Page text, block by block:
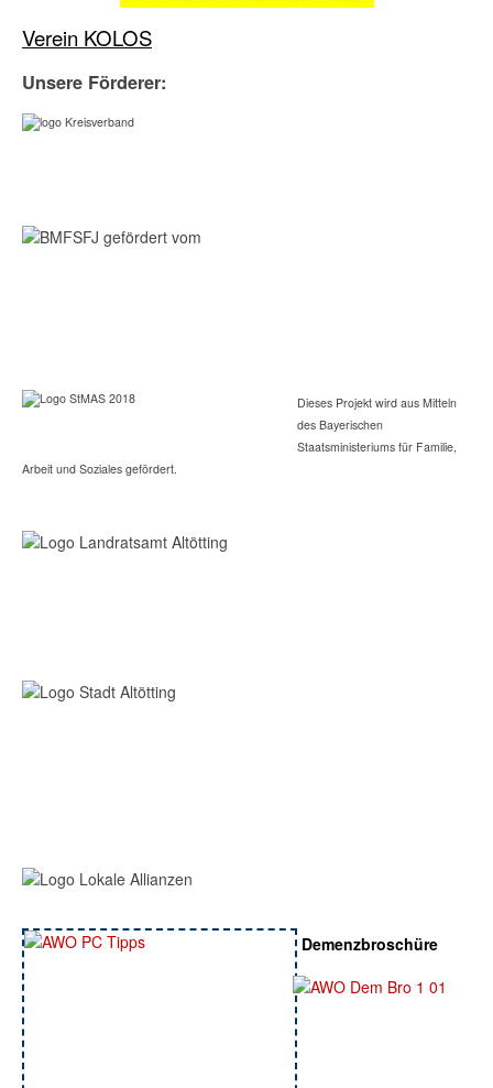
Verein KOLOS
Unsere Förderer:
Dieses Projekt wird aus Mitteln
des Bayerischen
Staatsministeriums für Familie,
Arbeit und Soziales gefördert.
Demenzbroschüre